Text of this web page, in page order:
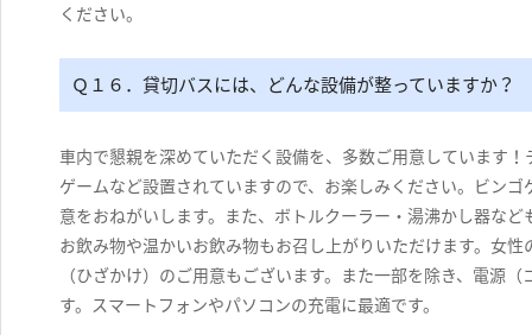
ください。
Ｑ１６．貸切バスには、どんな設備が整っていますか？
車内で懇親を深めていただく設備を、多数ご用意しています
ゲームなど設置されていますので、お楽しみください。ビン
意をおねがいします。また、ボトルクーラー・湯沸かし器な
お飲み物や温かいお飲み物もお召し上がりいただけます。女
（ひざかけ）のご用意もございます。また一部を除き、電源
す。スマートフォンやパソコンの充電に最適です。